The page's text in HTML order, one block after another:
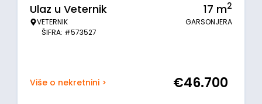
Ulaz u Veternik
VETERNIK
ŠIFRA: #573527
17 m2
GARSONJERA
Više o nekretnini > €46.700